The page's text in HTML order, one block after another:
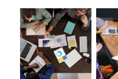
Mentorías
Blog
Test de agilidad